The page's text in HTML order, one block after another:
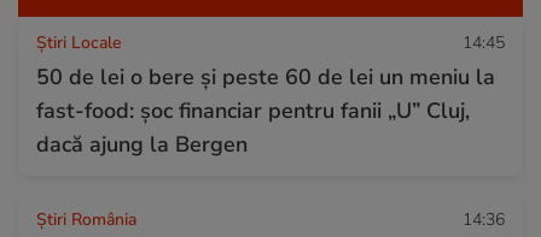
Știri Locale 14:45
50 de lei o bere și peste 60 de lei un meniu la
fast-food: șoc financiar pentru fanii „U” Cluj,
dacă ajung la Bergen
Știri România 14:36